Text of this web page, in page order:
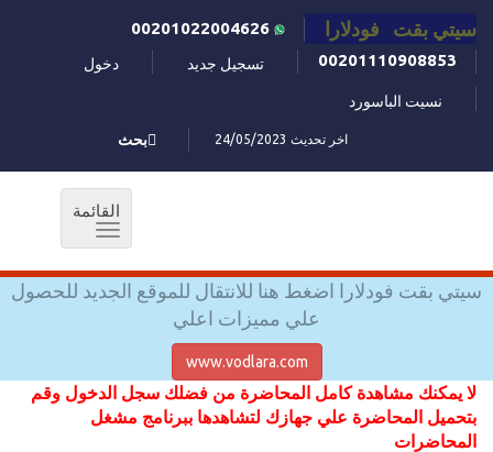
سيتي بقت فودلارا
00201110908853
تسجيل جديد دخول
نسيت الباسورد
اخر تحديث 24/05/2023 بحث
القائمة
Toggle
سيتي بقت فودلارا اضغط هنا للانتقال للموقع الجديد للحصول
علي مميزات اعلي
www.vodlara.com
لا يمكنك مشاهدة كامل المحاضرة من فضلك سجل الدخول وقم
بتحميل المحاضرة علي جهازك لتشاهدها ببرنامج مشغل
المحاضرات